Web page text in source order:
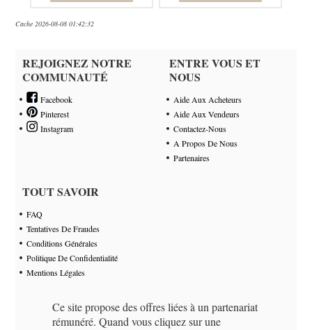
Cache 2026-08-08 01:42:32
REJOIGNEZ NOTRE
COMMUNAUTÉ
Facebook
Pinterest
Instagram
ENTRE VOUS ET
NOUS
Aide Aux Acheteurs
Aide Aux Vendeurs
Contactez-Nous
A Propos De Nous
Partenaires
TOUT SAVOIR
FAQ
Tentatives De Fraudes
Conditions Générales
Politique De Confidentialité
Mentions Légales
Ce site propose des offres liées à un partenariat
rémunéré. Quand vous cliquez sur une